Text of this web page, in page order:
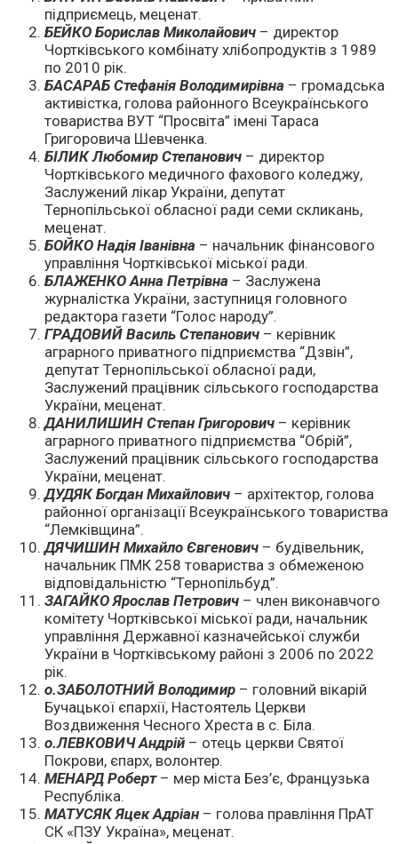
підприємець, меценат.
БЕЙКО Борислав Миколайович – директор
Чортківського комбінату хлібопродуктів з 1989
по 2010 рік.
БАСАРАБ Стефанія Володимирівна – громадська
активістка, голова районного Всеукраїнського
товариства ВУТ “Просвіта” імені Тараса
Григоровича Шевченка.
БІЛИК Любомир Степанович – директор
Чортківського медичного фахового коледжу,
Заслужений лікар України, депутат
Тернопільської обласної ради семи скликань,
меценат.
БОЙКО Надія Іванівна – начальник фінансового
управління Чортківської міської ради.
БЛАЖЕНКО Анна Петрівна – Заслужена
журналістка України, заступниця головного
редактора газети “Голос народу”.
ГРАДОВИЙ Василь Степанович – керівник
аграрного приватного підприємства “Дзвін”,
депутат Тернопільської обласної ради,
Заслужений працівник сільського господарства
України, меценат.
ДАНИЛИШИН Степан Григорович – керівник
аграрного приватного підприємства “Обрій”,
Заслужений працівник сільського господарства
України, меценат.
ДУДЯК Богдан Михайлович – архітектор, голова
районної організації Всеукраїнського товариства
“Лемківщина”.
ДЯЧИШИН Михайло Євгенович – будівельник,
начальник ПМК 258 товариства з обмеженою
відповідальністю “Тернопільбуд”.
ЗАГАЙКО Ярослав Петрович – член виконавчого
комітету Чортківської міської ради, начальник
управління Державної казначейської служби
України в Чортківському районі з 2006 по 2022
рік.
о.ЗАБОЛОТНИЙ Володимир – головний вікарій
Бучацької єпархії, Настоятель Церкви
Воздвиження Чесного Хреста в с. Біла.
о.ЛЕВКОВИЧ Андрій – отець церкви Святої
Покрови, єпарх, волонтер.
МЕНАРД Роберт– мер міста Без’є, Французька
Республіка.
МАТУСЯК Яцек Адріан – голова правління ПрАТ
СК «ПЗУ Україна», меценат.